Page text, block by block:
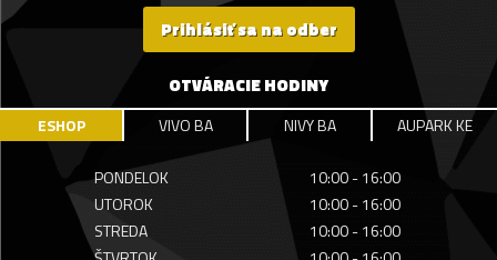
Prihlásiť sa na odber
OTVÁRACIE HODINY
ESHOP VIVO BA NIVY BA AUPARK KE
PONDELOK
10:00 - 16:00
UTOROK
10:00 - 16:00
STREDA
10:00 - 16:00